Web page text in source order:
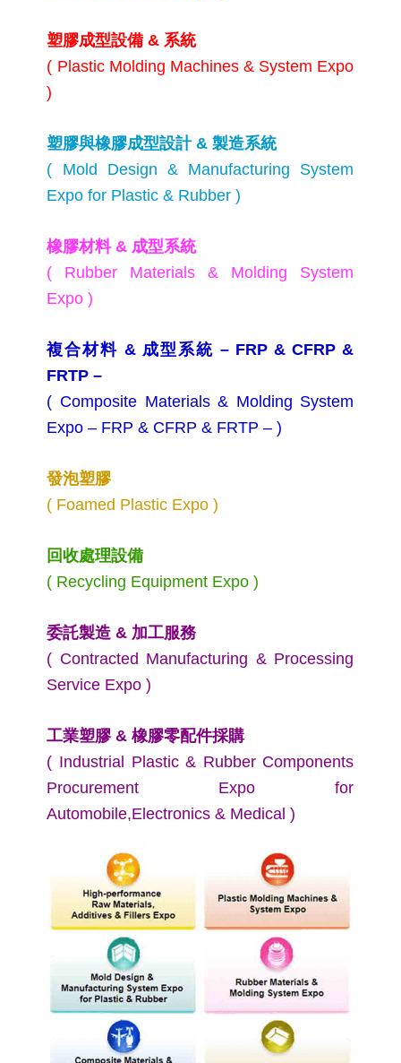
塑膠成型設備 & 系統
( ​Plastic Molding Machines & System Expo
)
塑膠與橡膠成型設計 & 製造系統
( ​Mold Design & Manufacturing System
Expo for Plastic & Rubber )
橡膠材料 & 成型系統
( ​​Rubber Materials & Molding System
Expo )
複合材料 & 成型系統 – FRP & CFRP &
FRTP –
( ​Composite Materials & Molding System
Expo – FRP & CFRP & FRTP – )
發泡塑膠
( ​Foamed Plastic Expo )
回收處理設備
( ​Recycling Equipment Expo )
委託製造 & 加工服務
( Contracted Manufacturing & Processing
Service Expo )
工業塑膠 & 橡膠零配件採購
( Industrial Plastic & Rubber Components
Procurement Expo for
Automobile,Electronics & Medical )